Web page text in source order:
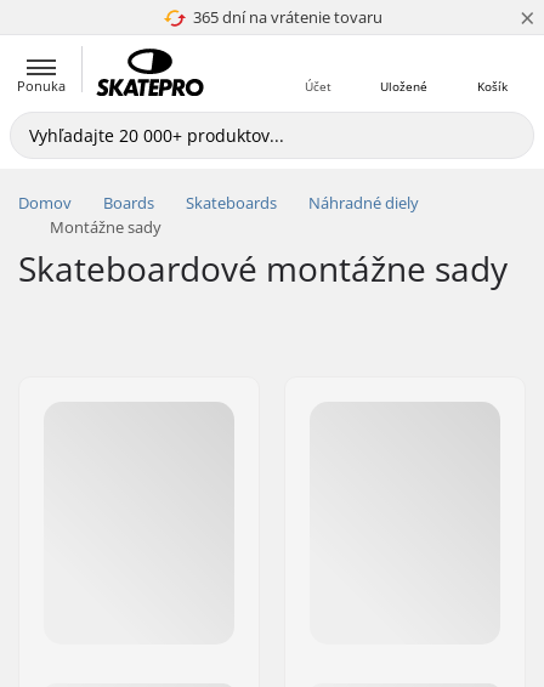
365 dní na vrátenie tovaru
4.8 z 5 ×
Ponuka Košík
Uložené
Účet
Domov Boards Skateboards
Náhradné diely
Montážne sady
Skateboardové montážne sady